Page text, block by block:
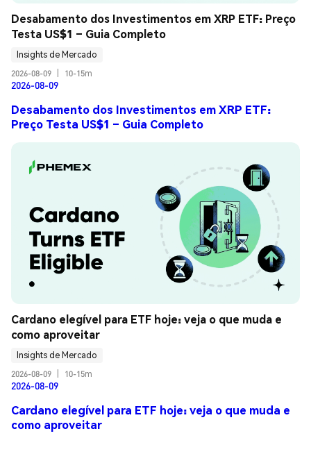
Desabamento dos Investimentos em XRP ETF: Preço
Testa US$1 – Guia Completo
Insights de Mercado
2026-08-09
10-15m
2026-08-09
Desabamento dos Investimentos em XRP ETF:
Preço Testa US$1 – Guia Completo
Cardano elegível para ETF hoje: veja o que muda e
como aproveitar
Insights de Mercado
2026-08-09
10-15m
2026-08-09
Cardano elegível para ETF hoje: veja o que muda e
como aproveitar